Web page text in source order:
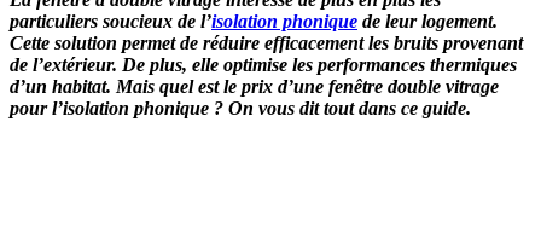
particuliers soucieux de l’isolation phonique de leur logement.
Cette solution permet de réduire efficacement les bruits provenant
de l’extérieur. De plus, elle optimise les performances thermiques
d’un habitat. Mais quel est le prix d’une fenêtre double vitrage
pour l’isolation phonique ? On vous dit tout dans ce guide.